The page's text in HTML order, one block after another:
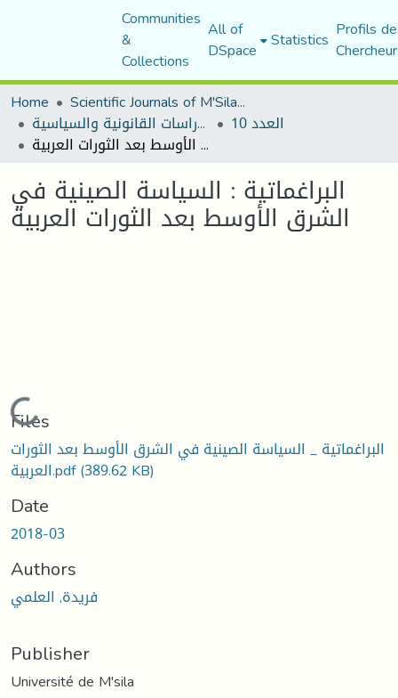
Communities
&
Collections
All of
DSpace Statistics Profils
Home
Scientific Journals of M'Sila University
مجلة الأستاذ الباحث للدراسات القانونية والسياسية العدد 10
البراغماتية : السياسة الصينية في الشرق الأوسط بعد الثورات العربية
البراغماتية : السياسة الصينية في
الشرق الأوسط بعد الثورات العربية
Loading...
Files
البراغماتية _ السياسة الصينية في الشرق الأوسط بعد الثورات
العربية.pdf(389.62 KB)
Date
2018-03
Authors
فريدة, العلمي
Publisher
Université de M'sila